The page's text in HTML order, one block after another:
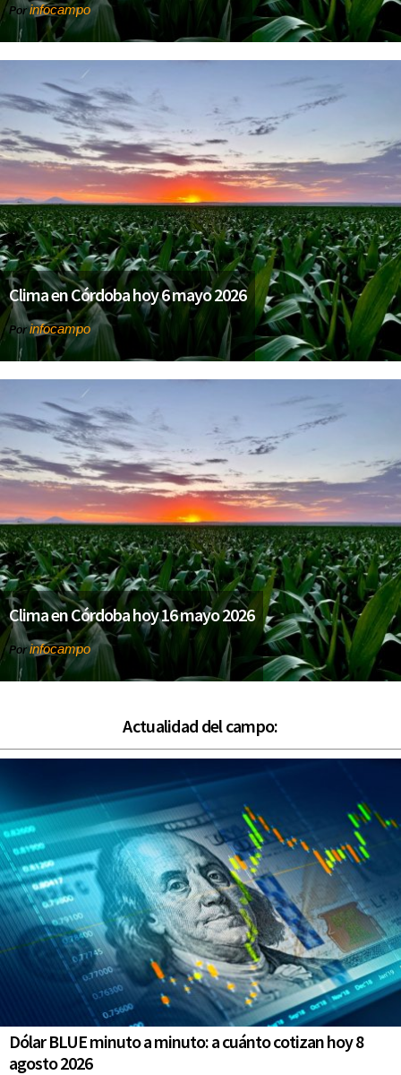
Por infocampo
Clima en Córdoba hoy 6 mayo 2026
Por infocampo
Clima en Córdoba hoy 16 mayo 2026
Por infocampo
Actualidad del campo:
Dólar BLUE minuto a minuto: a cuánto cotizan hoy 8
agosto 2026